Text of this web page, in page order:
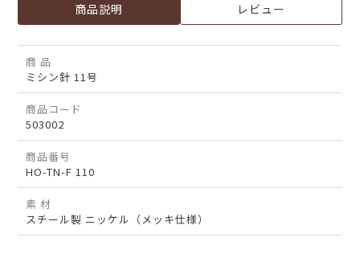
商品説明 レビュー
商 品
ミシン針 11号
商品コード
503002
商品番号
HO-TN-F 110
素 材
スチール製 ニッケル（メッキ仕様）